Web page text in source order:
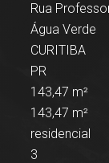
Rua
Água Verde
CURITIBA
PR
143,47 m²
143,47 m²
residencial
3